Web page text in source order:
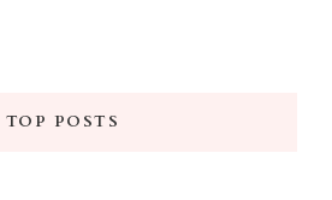
TOP POSTS